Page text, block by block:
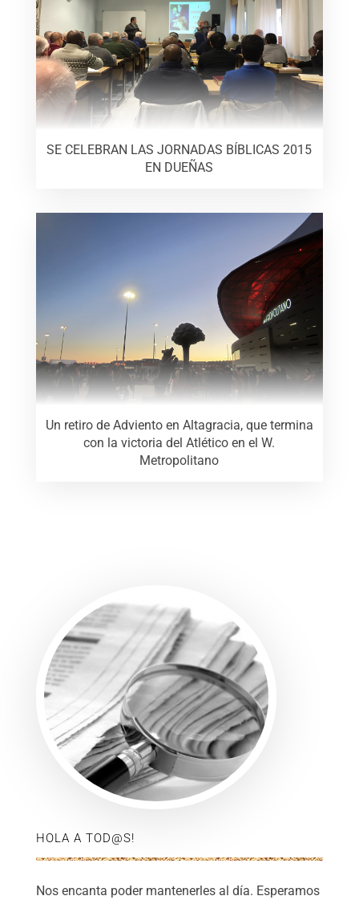
SE CELEBRAN LAS JORNADAS BÍBLICAS 2015
EN DUEÑAS
Un retiro de Adviento en Altagracia, que termina
con la victoria del Atlético en el W.
Metropolitano
HOLA A TOD@S!
Nos encanta poder mantenerles al día. Esperamos